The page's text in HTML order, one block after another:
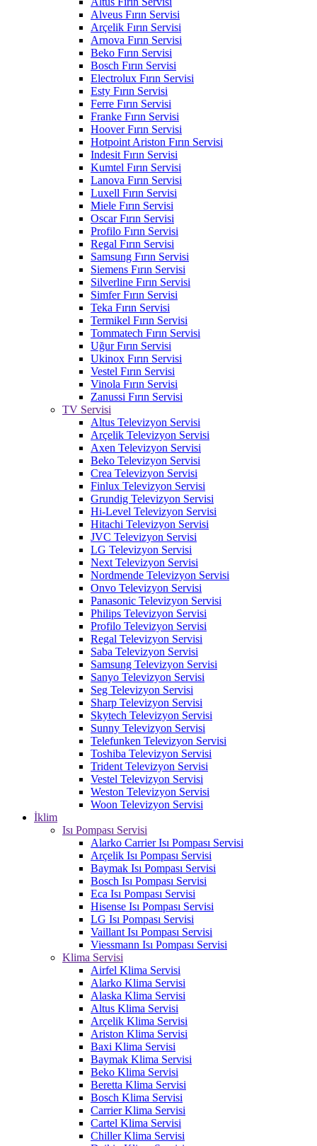
Alveus Fırın Servisi
Arçelik Fırın Servisi
Arnova Fırın Servisi
Beko Fırın Servisi
Bosch Fırın Servisi
Electrolux Fırın Servisi
Esty Fırın Servisi
Ferre Fırın Servisi
Franke Fırın Servisi
Hoover Fırın Servisi
Hotpoint Ariston Fırın Servisi
Indesit Fırın Servisi
Kumtel Fırın Servisi
Lanova Fırın Servisi
Luxell Fırın Servisi
Miele Fırın Servisi
Oscar Fırın Servisi
Profilo Fırın Servisi
Regal Fırın Servisi
Samsung Fırın Servisi
Siemens Fırın Servisi
Silverline Fırın Servisi
Simfer Fırın Servisi
Teka Fırın Servisi
Termikel Fırın Servisi
Tommatech Fırın Servisi
Uğur Fırın Servisi
Ukinox Fırın Servisi
Vestel Fırın Servisi
Vinola Fırın Servisi
Zanussi Fırın Servisi
TV Servisi
Altus Televizyon Servisi
Arçelik Televizyon Servisi
Axen Televizyon Servisi
Beko Televizyon Servisi
Crea Televizyon Servisi
Finlux Televizyon Servisi
Grundig Televizyon Servisi
Hi-Level Televizyon Servisi
Hitachi Televizyon Servisi
JVC Televizyon Servisi
LG Televizyon Servisi
Next Televizyon Servisi
Nordmende Televizyon Servisi
Onvo Televizyon Servisi
Panasonic Televizyon Servisi
Philips Televizyon Servisi
Profilo Televizyon Servisi
Regal Televizyon Servisi
Saba Televizyon Servisi
Samsung Televizyon Servisi
Sanyo Televizyon Servisi
Seg Televizyon Servisi
Sharp Televizyon Servisi
Skytech Televizyon Servisi
Sunny Televizyon Servisi
Telefunken Televizyon Servisi
Toshiba Televizyon Servisi
Trident Televizyon Servisi
Vestel Televizyon Servisi
Weston Televizyon Servisi
Woon Televizyon Servisi
İklim
Isı Pompası Servisi
Alarko Carrier Isı Pompası Servisi
Arçelik Isı Pompası Servisi
Baymak Isı Pompası Servisi
Bosch Isı Pompası Servisi
Eca Isı Pompası Servisi
Hisense Isı Pompası Servisi
LG Isı Pompası Servisi
Vaillant Isı Pompası Servisi
Viessmann Isı Pompası Servisi
Klima Servisi
Airfel Klima Servisi
Alarko Klima Servisi
Alaska Klima Servisi
Altus Klima Servisi
Arçelik Klima Servisi
Ariston Klima Servisi
Baxi Klima Servisi
Baymak Klima Servisi
Beko Klima Servisi
Beretta Klima Servisi
Bosch Klima Servisi
Carrier Klima Servisi
Cartel Klima Servisi
Chiller Klima Servisi